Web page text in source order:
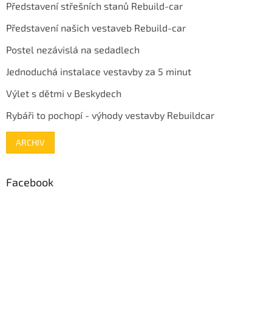
Představení střešních stanů Rebuild-car
Představení našich vestaveb Rebuild-car
Postel nezávislá na sedadlech
Jednoduchá instalace vestavby za 5 minut
Výlet s dětmi v Beskydech
Rybáři to pochopí - výhody vestavby Rebuildcar
ARCHIV
Facebook